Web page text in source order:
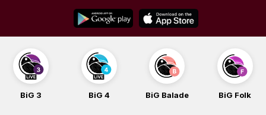
content
BiG 3 BiG 4 BiG Balade BiG Folk